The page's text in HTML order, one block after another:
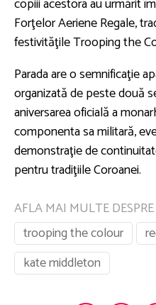
Forţelor Aeriene Regale,
festivităţile Trooping the
Parada are o semnificaţie
organizată de peste două
aniversarea oficială a
componenta sa militară,
demonstraţie de
pentru tradiţiile Coroanei.
AFLA MAI MULTE DESPRE
trooping the colour
kate middleton